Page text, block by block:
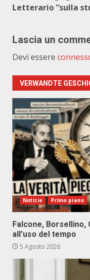
Letterario “sulla
Lascia un
Devi essere
VERWANDTE
Notizie Primo piano
Falcone, Borsellino,
all’uso del tempo
5 Agosto 2026